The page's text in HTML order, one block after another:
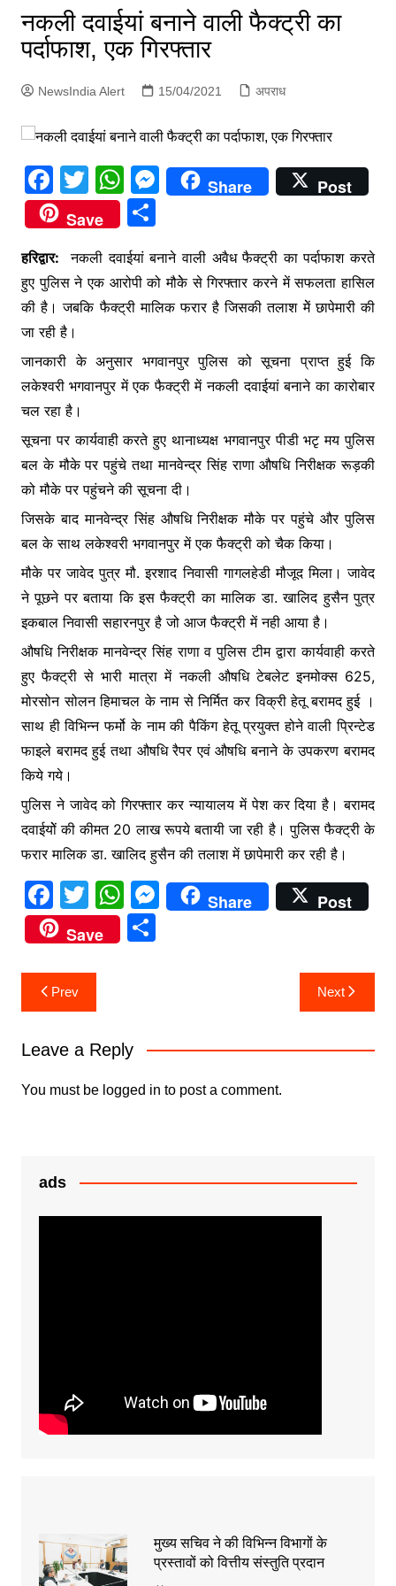
नकली दवाईयां बनाने वाली फैक्ट्री का
पर्दाफाश, एक गिरफ्तार
NewsIndia Alert 15/04/2021 अपराध
F
a
c
e
b
o
o
k
T
w
itt
er
W
h
at
s
A
p
p
M
e
s
e
n
g
er
Share
Post
Save
S
ar
e
हरिद्वार: नकली दवाईयां बनाने वाली अवैध फैक्ट्री का पर्दाफाश करते
हुए पुलिस ने एक आरोपी को मौकेे से गिरफ्तार करने में सफलता हासिल
की है। जबकि फैक्ट्री मालिक फरार है जिसकी तलाश मेें छापेमारी की
जा रही है।
जानकारी के अनुसार भगवानपुर पुलिस को सूचना प्राप्त हुई कि
लकेश्वरी भगवानपुर में एक फैक्ट्री में नकली दवाईयां बनाने का कारोबार
चल रहा है।
सूचना पर कार्यवाही करते हुए थानाध्यक्ष भगवानपुर पीडी भटृ मय पुलिस
बल के मौके पर पहुंचे तथा मानवेन्द्र सिंह राणा औषधि निरीक्षक रूड़की
को मौके पर पहुंचने की सूचना दी।
जिसके बाद मानवेन्द्र सिंह औषधि निरीक्षक मौके पर पहुंचे और पुलिस
बल के साथ लकेश्वरी भगवानपुर में एक फैक्ट्री को चैक किया।
मौके पर जावेद पुत्र मौ. इरशाद निवासी गागलहेडी मौजूद मिला। जावेद
ने पूछने पर बताया कि इस फैक्ट्री का मालिक डा. खालिद हुसैन पुत्र
इकबाल निवासी सहारनपुर है जो आज फैक्ट्री में नही आया है।
औषधि निरीक्षक मानवेन्द्र सिंह राणा व पुलिस टीम द्वारा कार्यवाही करते
हुए फैक्ट्री से भारी मात्रा में नकली औषधि टेबलेट इनमोक्स 625,
मोरसोन सोलन हिमाचल के नाम से निर्मित कर विक्री हेतू बरामद हुई ।
साथ ही विभिन्न फर्मो के नाम की पैकिंग हेतू प्रयुक्त होने वाली प्रिन्टेड
फाइले बरामद हुई तथा औषधि रैपर एवं औषधि बनाने के उपकरण बरामद
किये गये।
पुलिस ने जावेद को गिरफ्तार कर न्यायालय में पेश कर दिया है। बरामद
दवाईयोें की कीमत 20 लाख रूपये बतायी जा रही है। पुलिस फैक्ट्री के
फरार मालिक डा. खालिद हुसैन की तलाश में छापेमारी कर रही है।
F
a
c
e
b
o
k
T
w
itt
er
W
h
at
p
p
M
e
er
Share
Post
Save
S
Post
navigation
Prev Next
Leave a Reply
You must be logged in to post a comment.
ads
मुख्य सचिव ने की विभिन्न विभागों के
प्रस्तावों को वित्तीय संस्तुति प्रदान